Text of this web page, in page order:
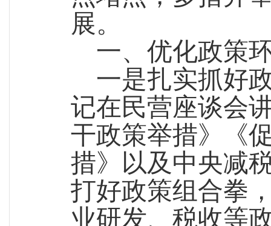
展。
一、优化政策
一是扎实抓好
记在民营座谈会
干政策举措》《
措》以及中央减
打好政策组合拳
业研发、税收等